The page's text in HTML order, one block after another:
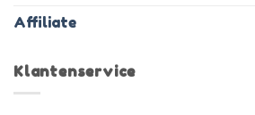
Affiliate
Klantenservice